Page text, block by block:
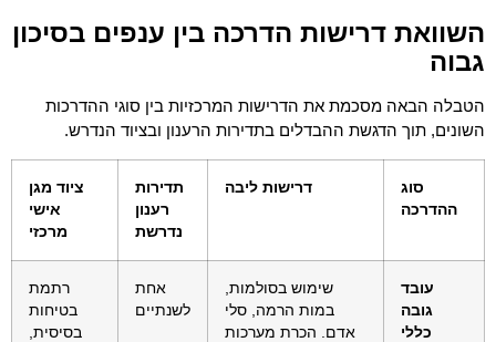
השוואת דרישות הדרכה בין ענפים בסיכון
גבוה
הטבלה הבאה מסכמת את הדרישות המרכזיות בין סוגי ההדרכות
השונים, תוך הדגשת ההבדלים בתדירות הרענון ובציוד הנדרש.
סוג
ההדרכה
דרישות ליבה
תדירות
רענון
נדרשת
ציוד מגן
אישי
מרכזי
עובד
גובה
כללי
שימוש בסולמות,
במות הרמה, סלי
אדם. הכרת מערכות
אחת
לשנתיים
רתמת
בטיחות
בסיסית,